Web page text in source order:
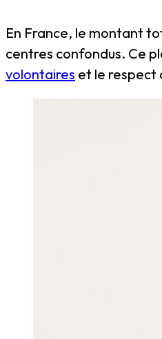
En France, le montant
centres confondus. Ce
volontaires et le respect